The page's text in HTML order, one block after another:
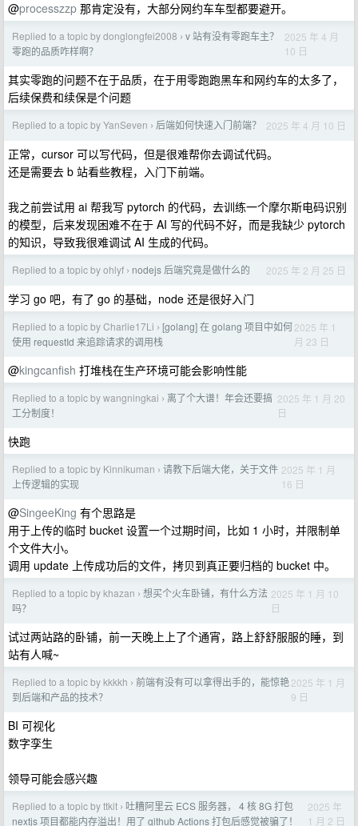
@processzzp 那肯定没有，大部分网约车车型都要避开。
Replied to a topic by donglongfei2008 › v 站有没有零跑车主？
零跑的品质咋样啊？
2025 年 4 月
10 日
其实零跑的问题不在于品质，在于用零跑跑黑车和网约车的太多了，
后续保费和续保是个问题
Replied to a topic by YanSeven › 后端如何快速入门前端？ 2025 年 4 月 10 日
正常，cursor 可以写代码，但是很难帮你去调试代码。
还是需要去 b 站看些教程，入门下前端。
我之前尝试用 ai 帮我写 pytorch 的代码，去训练一个摩尔斯电码识别
的模型，后来发现困难不在于 AI 写的代码不好，而是我缺少 pytorch
的知识，导致我很难调试 AI 生成的代码。
Replied to a topic by ohlyf › nodejs 后端究竟是做什么的 2025 年 2 月 25 日
学习 go 吧，有了 go 的基础，node 还是很好入门
Replied to a topic by Charlie17Li › [golang] 在 golang 项目中如何
使用 requestId 来追踪请求的调用栈
2025 年 1
月 23 日
@kingcanfish 打堆栈在生产环境可能会影响性能
Replied to a topic by wangningkai › 离了个大谱！年会还要搞
工分制度！
2025 年 1 月 20
日
快跑
Replied to a topic by Kinnikuman › 请教下后端大佬，关于文件
上传逻辑的实现
2025 年 1 月
16 日
@SingeeKing 有个思路是
用于上传的临时 bucket 设置一个过期时间，比如 1 小时，并限制单
个文件大小。
调用 update 上传成功后的文件，拷贝到真正要归档的 bucket 中。
Replied to a topic by khazan › 想买个火车卧铺，有什么方法
吗？
2025 年 1 月 10
日
试过两站路的卧铺，前一天晚上上了个通宵，路上舒舒服服的睡，到
站有人喊~
Replied to a topic by kkkkh › 前端有没有可以拿得出手的，能惊艳
到后端和产品的技术？
2025 年 1 月
9 日
BI 可视化
数字孪生
领导可能会感兴趣
Replied to a topic by ttkit › 吐糟阿里云 ECS 服务器， 4 核 8G 打包
nextjs 项目都能内存溢出！用了 github Actions 打包后感觉被骗了！
2025 年
1 月 2 日